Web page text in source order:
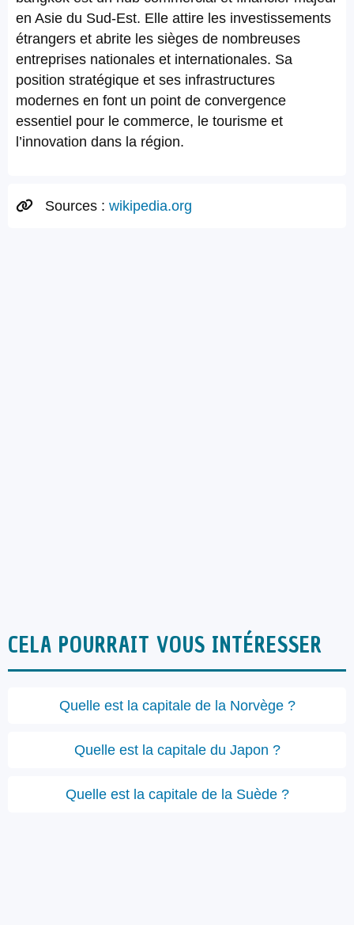
en Asie du Sud-Est. Elle attire les investissements
étrangers et abrite les sièges de nombreuses
entreprises nationales et internationales. Sa
position stratégique et ses infrastructures
modernes en font un point de convergence
essentiel pour le commerce, le tourisme et
l’innovation dans la région.
Sources : wikipedia.org
CELA POURRAIT VOUS INTÉRESSER
Quelle est la capitale de la Norvège ?
Quelle est la capitale du Japon ?
Quelle est la capitale de la Suède ?